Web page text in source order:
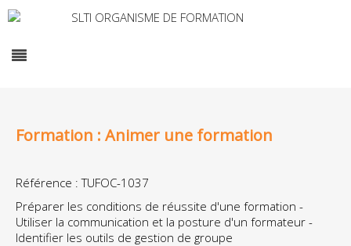
Formation : Animer une formation
Référence : TUFOC-1037
Préparer les conditions de réussite d'une formation -
Utiliser la communication et la posture d'un formateur -
Identifier les outils de gestion de groupe